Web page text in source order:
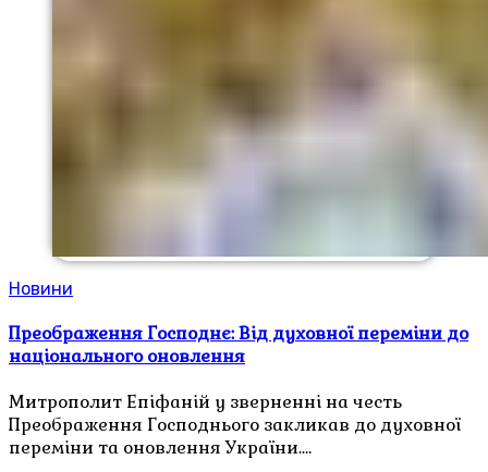
Новини
Преображення Господнє: Від духовної переміни до
національного оновлення
Митрополит Епіфаній у зверненні на честь
Преображення Господнього закликав до духовної
переміни та оновлення України.…